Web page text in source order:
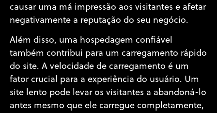
causar uma má impressão aos visitantes e afetar
negativamente a reputação do seu negócio.
Além disso, uma hospedagem confiável
também contribui para um carregamento rápido
do site. A velocidade de carregamento é um
fator crucial para a experiência do usuário. Um
site lento pode levar os visitantes a abandoná-lo
antes mesmo que ele carregue completamente,